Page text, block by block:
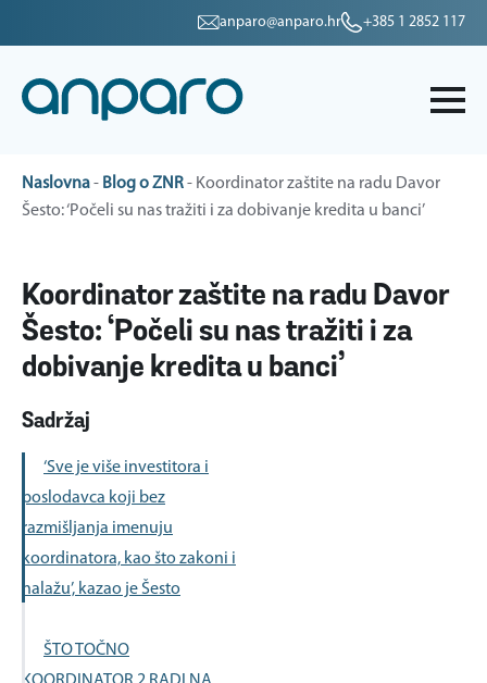
anparo@anparo.hr +385 1 2852 117
Naslovna- Blog o ZNR- Koordinator zaštite na radu Davor
Šesto: ‘Počeli su nas tražiti i za dobivanje kredita u banci’
Koordinator zaštite na radu Davor
Šesto: ‘Počeli su nas tražiti i za
dobivanje kredita u banci’
Sadržaj
‘Sve je više investitora i
poslodavca koji bez
razmišljanja imenuju
koordinatora, kao što zakoni i
nalažu’, kazao je Šesto
ŠTO TOČNO